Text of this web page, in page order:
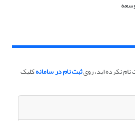
نکرده اید، رویثبت نام در سامانهکلیک